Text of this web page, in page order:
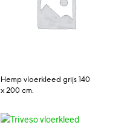
Hemp vloerkleed grijs 140
x 200 cm.